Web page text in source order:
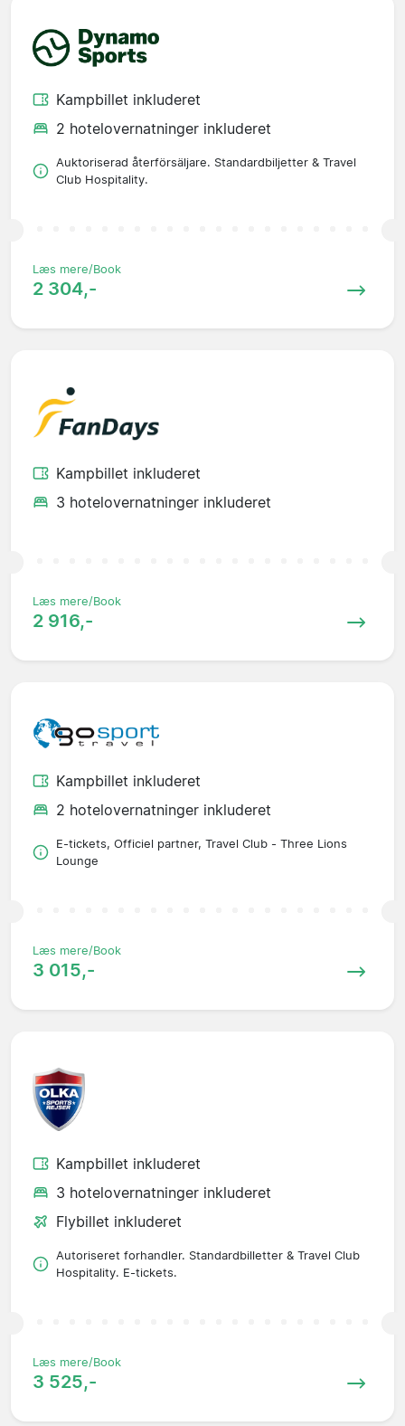
Kampbillet inkluderet
2 hotelovernatninger inkluderet
Auktoriserad återförsäljare. Standardbiljetter & Travel
Club Hospitality.
Læs mere/Book
2 304,-
Kampbillet inkluderet
3 hotelovernatninger inkluderet
Læs mere/Book
2 916,-
Kampbillet inkluderet
2 hotelovernatninger inkluderet
E-tickets, Officiel partner, Travel Club - Three Lions
Lounge
Læs mere/Book
3 015,-
Kampbillet inkluderet
3 hotelovernatninger inkluderet
Flybillet inkluderet
Autoriseret forhandler. Standardbilletter & Travel Club
Hospitality. E-tickets.
Læs mere/Book
3 525,-